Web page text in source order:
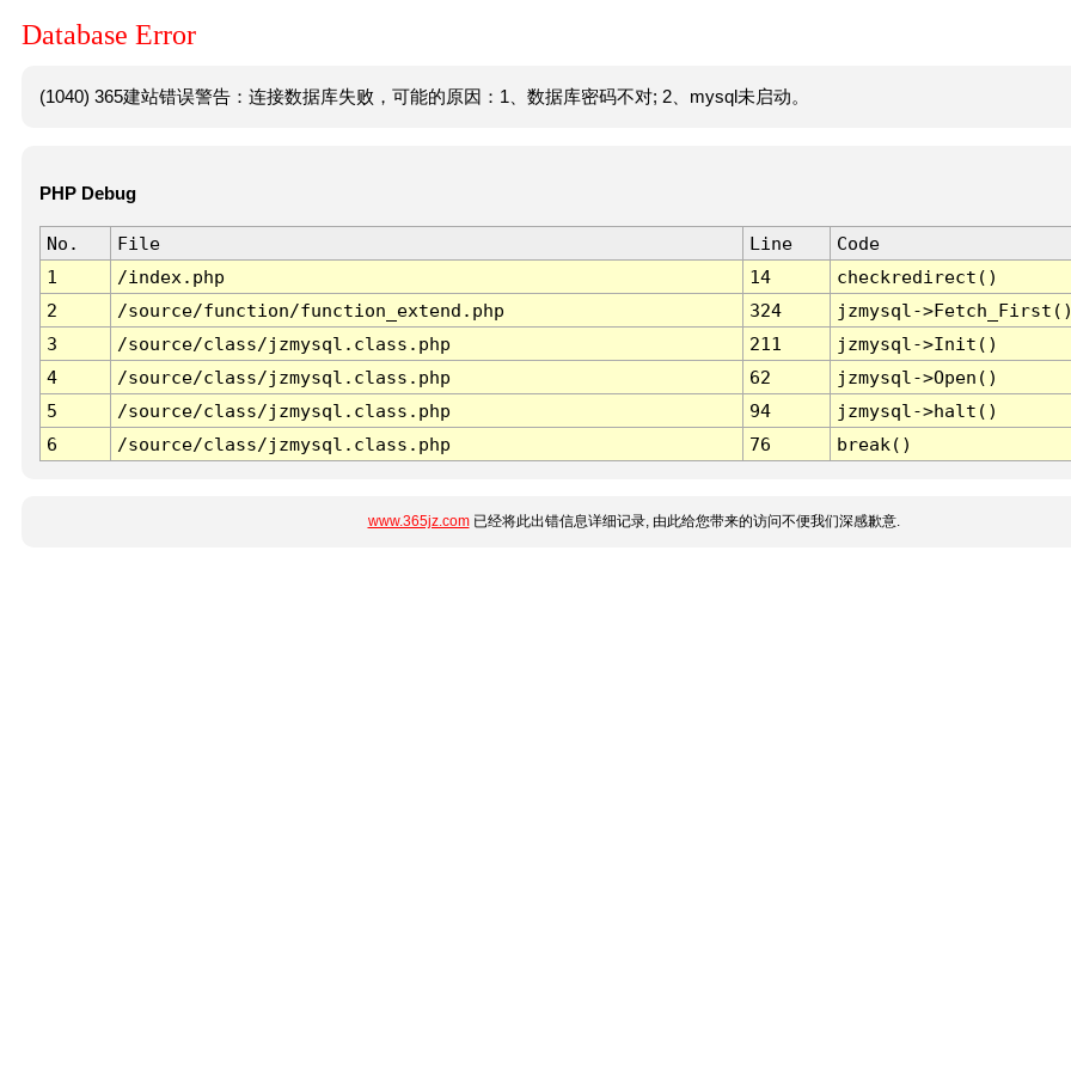
Database Error
(1040) 365建站错误警告：连接数据库失败，可能的原因：1、数据库密码不对; 2、mysql未启动。
PHP Debug
No. File Line
Code
1
/index.php 14
checkredirect()
2
/source/function/function_extend.php 324
jzmysql-
3
/source/class/jzmysql.class.php 211
jzmysql->Init()
4
/source/class/jzmysql.class.php 62
jzmysql->Open()
5
/source/class/jzmysql.class.php 94
jzmysql->halt()
6
/source/class/jzmysql.class.php 76 break()
www.365jz.com已经将此出错信息详细记录, 由此给您带来的访问不便我们深感歉意.